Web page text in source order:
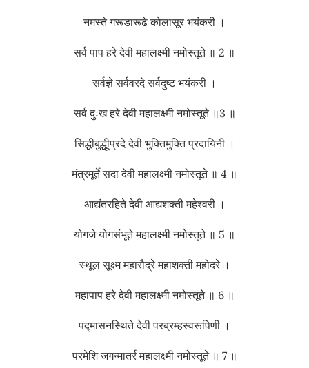
नमस्ते गरूडारूढे कोलासूर भयंकरी ।
सर्व पाप हरे देवी महालक्ष्मी नमोस्तूते ॥ 2 ॥
सर्वज्ञे सर्ववरदे सर्वदुष्ट भयंकरी ।
सर्व दुःख हरे देवी महालक्ष्मी नमोस्तूते ॥3 ॥
सिद्धीबुद्धूीप्रदे देवी भुक्तिमुक्ति प्रदायिनी ।
मंत्रमूर्ते सदा देवी महालक्ष्मी नमोस्तूते ॥ 4 ॥
आद्यंतरहिते देवी आद्यशक्ती महेश्वरी ।
योगजे योगसंभूते महालक्ष्मी नमोस्तूते ॥ 5 ॥
स्थूल सूक्ष्म महारौद्रे महाशक्ती महोदरे ।
महापाप हरे देवी महालक्ष्मी नमोस्तूते ॥ 6 ॥
पद्मासनस्थिते देवी परब्रम्हस्वरूपिणी ।
परमेशि जगन्मातर्र महालक्ष्मी नमोस्तूते ॥ 7 ॥